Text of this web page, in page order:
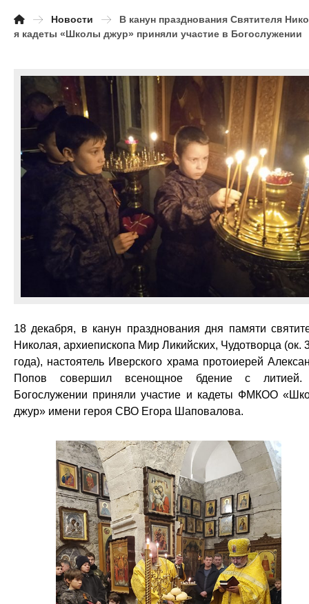
Новости
В канун празднования Святителя
я кадеты «Школы джур» приняли участие в Богослужении
18 декабря, в канун празднования дня памяти
Николая, архиепископа Мир Ликийских, Чудотворца (ок.
года), настоятель Иверского храма протоиерей
Попов совершил всенощное бдение с
Богослужении приняли участие и кадеты ФМКОО
джур» имени героя СВО Егора Шаповалова.